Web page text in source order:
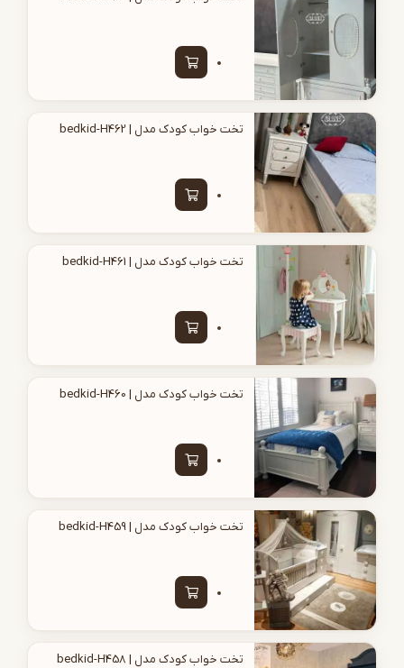
تخت خواب کودک مدل | bedkid-H462
تخت خواب کودک مدل | bedkid-H461
تخت خواب کودک مدل | bedkid-H460
تخت خواب کودک مدل | bedkid-H459
تخت خواب کودک مدل | bedkid-H458